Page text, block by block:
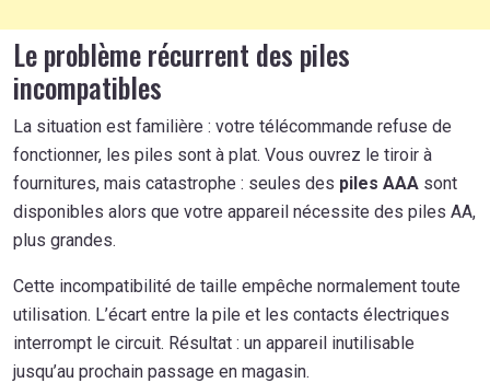
Le problème récurrent des piles
incompatibles
La situation est familière : votre télécommande refuse de
fonctionner, les piles sont à plat. Vous ouvrez le tiroir à
fournitures, mais catastrophe : seules des piles AAA sont
disponibles alors que votre appareil nécessite des piles AA,
plus grandes.
Cette incompatibilité de taille empêche normalement toute
utilisation. L’écart entre la pile et les contacts électriques
interrompt le circuit. Résultat : un appareil inutilisable
jusqu’au prochain passage en magasin.